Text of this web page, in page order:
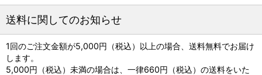
●貯法：室温保存
送料に関してのお知らせ
1回のご注文金額が5,000円（税込）以上の場合、送料無料でお届け
します。
5,000円（税込）未満の場合は、一律660円（税込）の送料をいた